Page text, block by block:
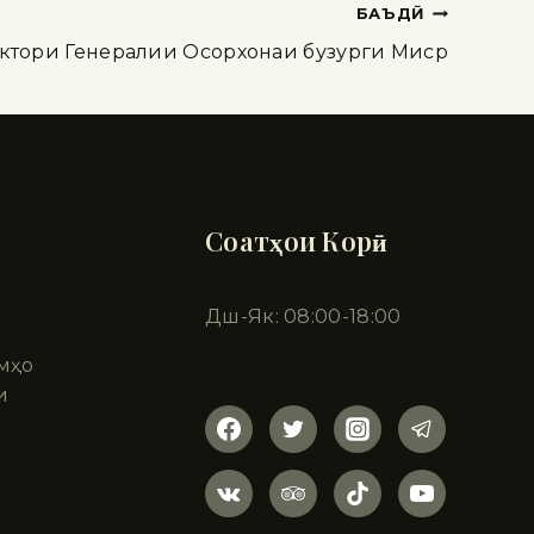
БАЪДӢ
Генералии Осорхонаи бузурги Миср
Соатҳои Корӣ
Дш-Як: 08:00-18:00